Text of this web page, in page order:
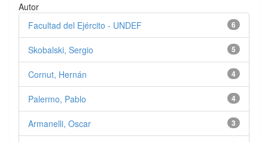
Autor
6
Facultad del Ejército - UNDEF
5
Skobalski, Sergio
4
Cornut, Hernán
4
Palermo, Pablo
3
Armanelli, Oscar